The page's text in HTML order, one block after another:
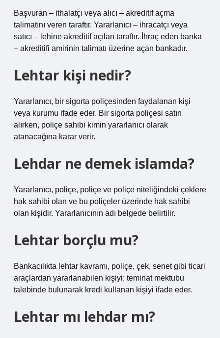
Başvuran – ithalatçı veya alıcı – akreditif açma
talimatını veren taraftır. Yararlanıcı – ihracatçı veya
satıcı – lehine akreditif açılan taraftır. İhraç eden banka
– akreditifi amirinin talimatı üzerine açan bankadır.
Lehtar kişi nedir?
Yararlanıcı, bir sigorta poliçesinden faydalanan kişi
veya kurumu ifade eder. Bir sigorta poliçesi satın
alırken, poliçe sahibi kimin yararlanıcı olarak
atanacağına karar verir.
Lehdar ne demek islamda?
Yararlanıcı, poliçe, poliçe ve poliçe niteliğindeki çeklere
hak sahibi olan ve bu poliçeler üzerinde hak sahibi
olan kişidir. Yararlanıcının adı belgede belirtilir.
Lehtar borçlu mu?
Bankacılıkta lehtar kavramı, poliçe, çek, senet gibi ticari
araçlardan yararlanabilen kişiyi; teminat mektubu
talebinde bulunarak kredi kullanan kişiyi ifade eder.
Lehtar mı lehdar mı?